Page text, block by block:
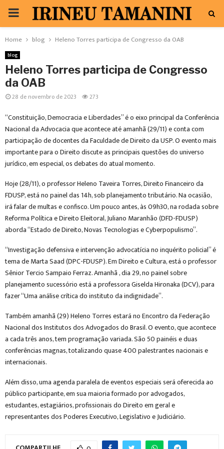
PRIMARY
MENU
Home blog Heleno Torres participa de Congresso da OAB
blog
Heleno Torres participa de Congresso
da OAB
28 de novembro de 2023 273
“Constituição, Democracia e Liberdades” é o eixo principal da Conferência
Nacional da Advocacia que acontece até amanhã (29/11) e conta com
participação de docentes da Faculdade de Direito da USP. O evento mais
importante para o Direito discute as principais questões do universo
jurídico, em especial, os debates do atual momento.
Hoje (28/11), o professor Heleno Taveira Torres, Direito Financeiro da
FDUSP, está no painel das 14h, sob planejamento tributário. Na ocasião,
irá falar de multas e confisco. Um pouco antes, às 09h30, na rodada sobre
Reforma Política e Direito Eleitoral, Juliano Maranhão (DFD-FDUSP)
aborda “Estado de Direito, Novas Tecnologias e Cyberpopulismo”.
“Investigação defensiva e intervenção advocatícia no inquérito policial” é
tema de Marta Saad (DPC-FDUSP). Em Direito e Cultura, está o professor
Sênior Tercio Sampaio Ferraz. Amanhã , dia 29, no painel sobre
planejamento sucessório está a professora Giselda Hironaka (DCV), para
fazer “Uma análise crítica do instituto da indignidade”.
Também amanhã (29) Heleno Torres estará no Encontro da Federação
Nacional dos Institutos dos Advogados do Brasil. O evento, que acontece
a cada três anos, tem programação variada. São 50 painéis e duas
conferências magnas, totalizando quase 400 palestrantes nacionais e
internacionais.
Além disso, uma agenda paralela de eventos especiais será oferecida ao
público participante, em sua maioria formado por advogados,
estudantes, estagiários, profissionais do Direito em geral e
representantes dos Poderes Executivo, Legislativo e Judiciário.